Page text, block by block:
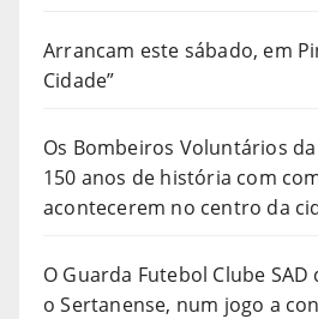
Arrancam este sábado, em
Cidade”
Os Bombeiros Voluntários
150 anos de história com
acontecerem no centro da
O Guarda Futebol Clube
o Sertanense, num jogo a